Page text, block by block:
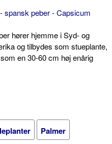
spansk peber - Capsicum
hører hjemme i Syd- og
og tilbydes som stueplante,
en 30-60 cm høj enårig
Palmer